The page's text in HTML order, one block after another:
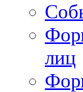
лиц